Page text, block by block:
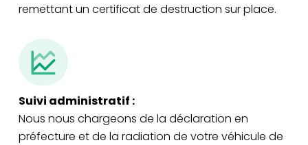
remettant un certificat de destruction sur place.
Suivi administratif :
Nous nous chargeons de la déclaration en
préfecture et de la radiation de votre véhicule de